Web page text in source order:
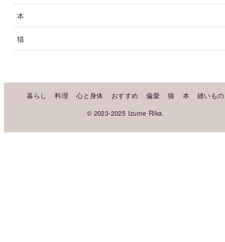
本
猫
暮らし 料理 心と身体 おすすめ 偏愛 猫 本
縫いもの
© 2023-2025 Izume Rika.